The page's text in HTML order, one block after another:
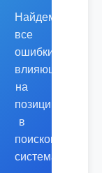
Найдем
все
ошибки,
влияющие
на
позиции
в
поисковых
системах.